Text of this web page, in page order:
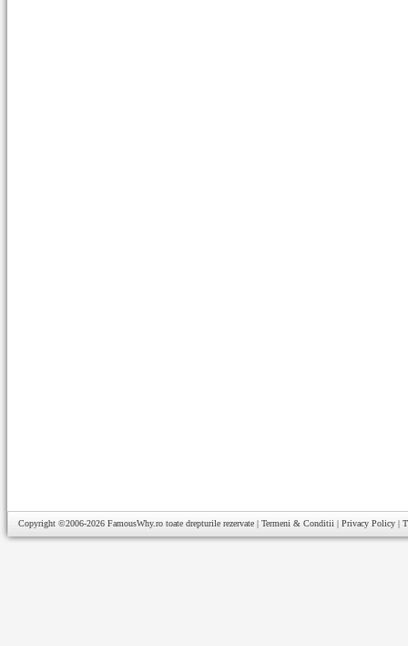
Copyright ©2006-2026 FamousWhy.ro toate drepturile rezervate | Termeni & Conditii | Privacy Policy |